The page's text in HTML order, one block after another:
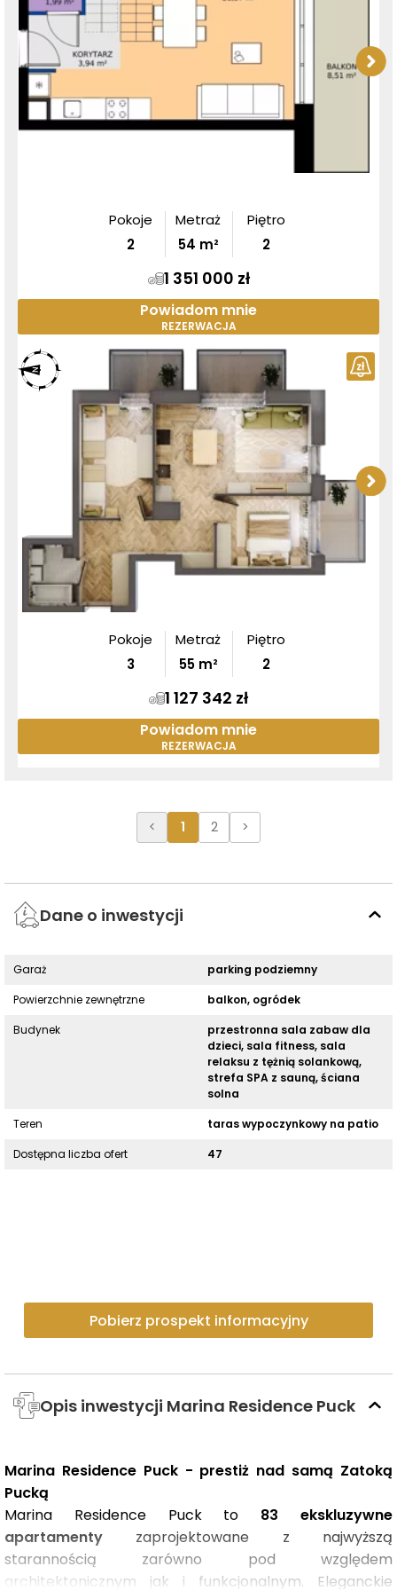
Pokoje
2
Metraż
54 m²
Piętro
2
1 351 000 zł
Powiadom mnie
REZERWACJA
Pokoje
3
Metraż
55m²
Piętro
2
1 127 342 zł
Powiadom mnie
REZERWACJA
< 1 2 >
Dane o inwestycji
Garaż
parking podziemny
Powierzchnie zewnętrzne
balkon, ogródek
Budynek
przestronna sala zabaw dla
dzieci, sala fitness, sala
relaksu z tężnią solankową,
strefa SPA z sauną, ściana
solna
Teren
taras wypoczynkowy na patio
Dostępna liczba ofert
47
Pobierz prospekt informacyjny
Opis inwestycji Marina Residence Puck
Marina Residence Puck - prestiż nad samą Zatoką
Pucką
Marina Residence Puck to 83 ekskluzywne
apartamenty zaprojektowane z najwyższą
starannością zarówno pod względem
architektonicznym jak i funkcjonalnym. Eleganckie